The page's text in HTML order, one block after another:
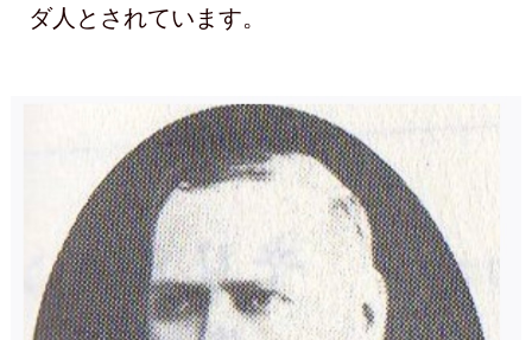
ダ人とされています。